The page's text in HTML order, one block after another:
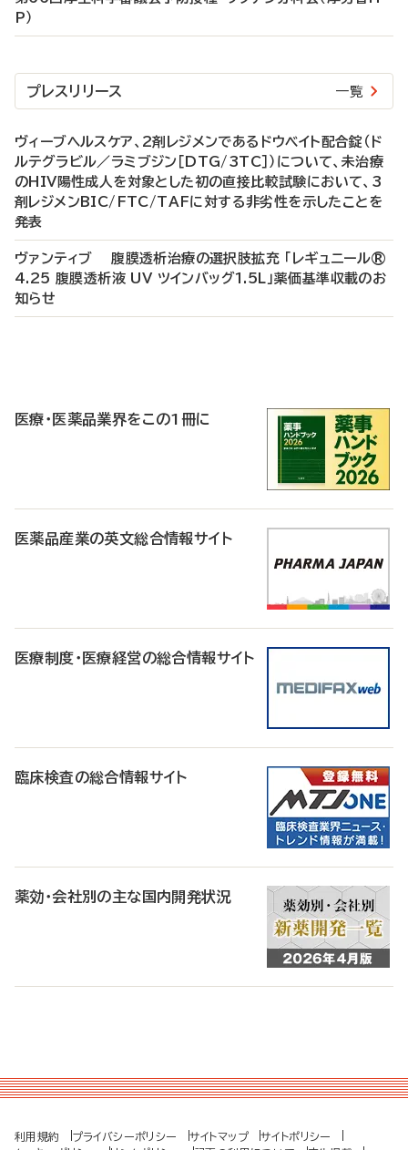
P）
プレスリリース 一覧
ヴィーブヘルスケア、2剤レジメンであるドウベイト配合錠（ド
ルテグラビル／ラミブジン［DTG/3TC］）について、未治療
のHIV陽性成人を対象とした初の直接比較試験において、3
剤レジメンBIC/FTC/TAFに対する非劣性を示したことを
発表
ヴァンティブ 腹膜透析治療の選択肢拡充 「レギュニール®
4.25 腹膜透析液 UV ツインバッグ1.5L」薬価基準収載のお
知らせ
医療・医薬品業界をこの1冊に
医薬品産業の英文総合情報サイト
医療制度・医療経営の総合情報サイト
臨床検査の総合情報サイト
薬効・会社別の主な国内開発状況
利用規約 プライバシーポリシー サイトマップ
サイトポリシー